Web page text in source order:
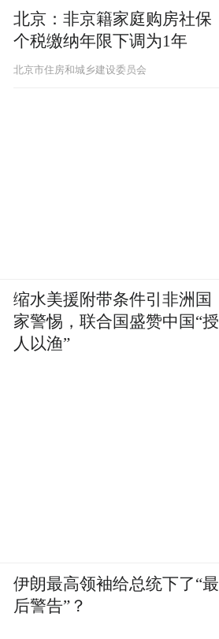
北京：非京籍家庭购房社保
个税缴纳年限下调为1年
北京市住房和城乡建设委员会
缩水美援附带条件引非洲国
家警惕，联合国盛赞中国“授
人以渔”
伊朗最高领袖给总统下了“最
后警告”？